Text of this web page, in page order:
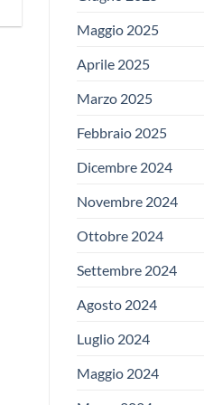
Maggio 2025
Aprile 2025
Marzo 2025
Febbraio 2025
Dicembre 2024
Novembre 2024
Ottobre 2024
Settembre 2024
Agosto 2024
Luglio 2024
Maggio 2024